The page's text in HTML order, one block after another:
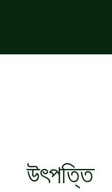
উৎপত্তি